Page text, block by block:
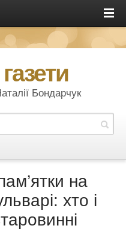
Бондарчук
на
хто і